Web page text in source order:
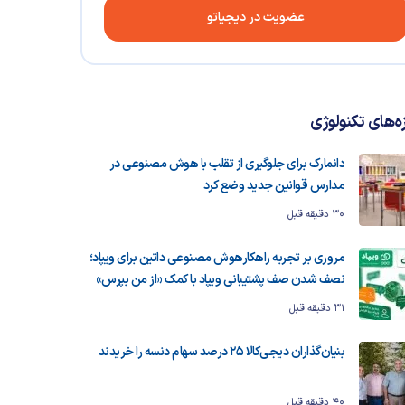
عضویت در دیجیاتو
تکنولوژی
دانمارک برای جلوگیری از تقلب با هوش مصنوعی در
مدارس قوانین جدید وضع کرد
30 دقیقه قبل
مروری بر تجربه راهکارهوش مصنوعی داتین برای ویپاد؛
نصف شدن صف پشتیبانی ویپاد با کمک «از من بپرس»
31 دقیقه قبل
بنیان‌گذاران دیجی‌کالا 25 درصد سهام دنسه را خریدند